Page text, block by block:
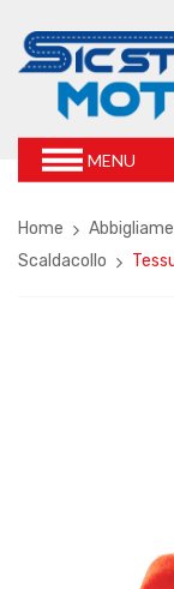
MENU
Home
Scaldacollo